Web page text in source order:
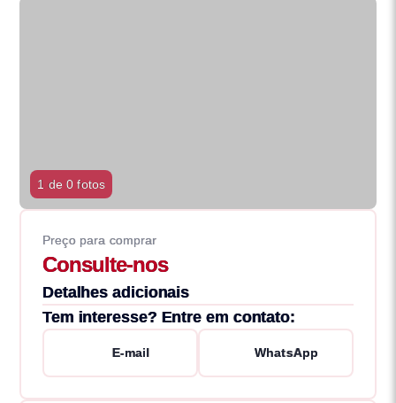
1 de 0 fotos
Preço para comprar
Consulte-nos
Detalhes adicionais
Tem interesse? Entre em contato:
E-mail WhatsApp